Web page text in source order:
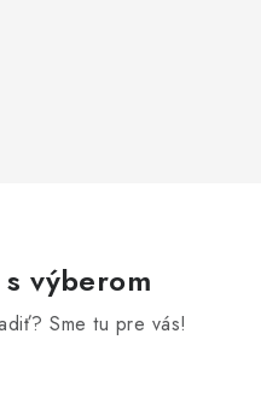
výberom
Sme tu pre vás!